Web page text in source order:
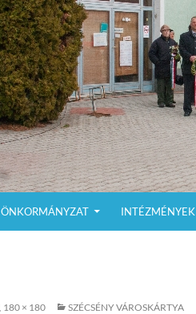
ÖNKORMÁNYZAT INTÉZMÉNYEK
180 × 180 SZÉCSÉNY VÁROSKÁRTYA